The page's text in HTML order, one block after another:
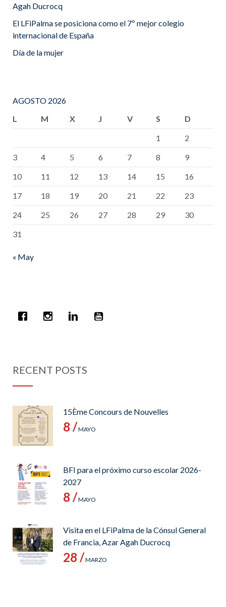
Agah Ducrocq
El LFiPalma se posiciona como el 7º mejor colegio
internacional de España
Día de la mujer
AGOSTO 2026
L
M X J V S
D
1
2
3
4 5 6 7 8
9
10
11 12 13 14 15
16
17
18 19 20 21 22
23
24
25 26 27 28 29
30
31
« May
RECENT POSTS
15Ème Concours de Nouvelles
8 /MAYO
BFI para el próximo curso escolar 2026-
2027
8 /MAYO
Visita en el LFiPalma de la Cónsul General
de Francia, Azar Agah Ducrocq
28 /MARZO